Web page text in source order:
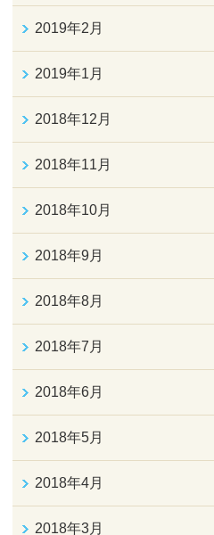
2019年2月
2019年1月
2018年12月
2018年11月
2018年10月
2018年9月
2018年8月
2018年7月
2018年6月
2018年5月
2018年4月
2018年3月